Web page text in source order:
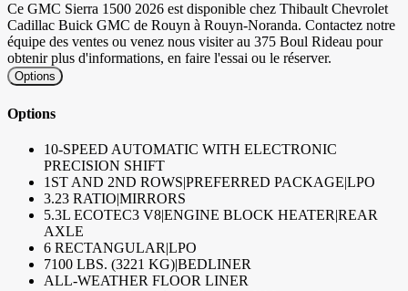
Ce GMC Sierra 1500 2026 est disponible chez Thibault Chevrolet
Cadillac Buick GMC de Rouyn à Rouyn-Noranda. Contactez notre
équipe des ventes ou venez nous visiter au 375 Boul Rideau pour
obtenir plus d'informations, en faire l'essai ou le réserver.
Options
Options
10-SPEED AUTOMATIC WITH ELECTRONIC
PRECISION SHIFT
1ST AND 2ND ROWS|PREFERRED PACKAGE|LPO
3.23 RATIO|MIRRORS
5.3L ECOTEC3 V8|ENGINE BLOCK HEATER|REAR
AXLE
6 RECTANGULAR|LPO
7100 LBS. (3221 KG)|BEDLINER
ALL-WEATHER FLOOR LINER